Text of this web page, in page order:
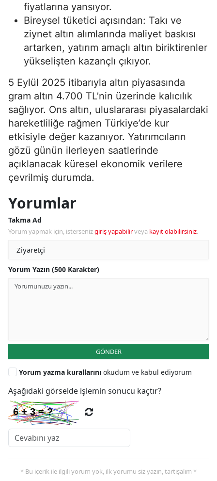
fiyatlarına yansıyor.
Bireysel tüketici açısından: Takı ve
ziynet altın alımlarında maliyet baskısı
artarken, yatırım amaçlı altın biriktirenler
yükselişten kazançlı çıkıyor.
5 Eylül 2025 itibarıyla altın piyasasında
gram altın 4.700 TL’nin üzerinde kalıcılık
sağlıyor. Ons altın, uluslararası piyasalardaki
hareketliliğe rağmen Türkiye’de kur
etkisiyle değer kazanıyor. Yatırımcıların
gözü günün ilerleyen saatlerinde
açıklanacak küresel ekonomik verilere
çevrilmiş durumda.
Yorumlar
Takma Ad
Yorum yapmak için, istersenizgiriş yapabilirveya kayıt olabilirsiniz.
Yorum Yazın (500 Karakter)
GÖNDER
Yorum yazma kurallarını okudum ve kabul ediyorum
Aşağıdaki görselde işlemin sonucu kaçtır?
* Bu içerik ile ilgili yorum yok, ilk yorumu siz yazın, tartışalım *